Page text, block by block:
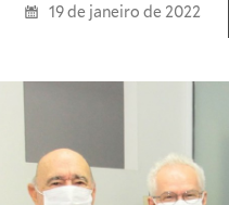
19 de janeiro de 2022